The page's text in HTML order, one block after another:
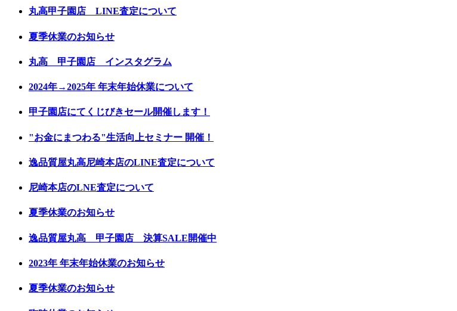
丸高甲子園店 LINE査定について
夏季休業のお知らせ
丸高 甲子園店 インスタグラム
2024年→2025年 年末年始休業について
甲子園店にてくじびきセール開催します！
"お金にまつわる"生活向上セミナー 開催！
逸品質屋丸高尼崎本店のLINE査定について
尼崎本店のLNE査定について
夏季休業のお知らせ
逸品質屋丸高 甲子園店 決算SALE開催中
2023年 年末年始休業のお知らせ
夏季休業のお知らせ